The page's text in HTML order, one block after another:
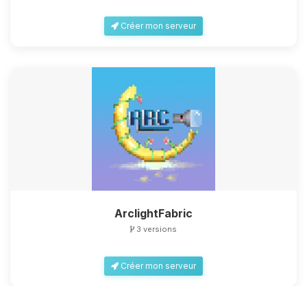
Créer mon serveur
ArclightFabric
3 versions
Créer mon serveur